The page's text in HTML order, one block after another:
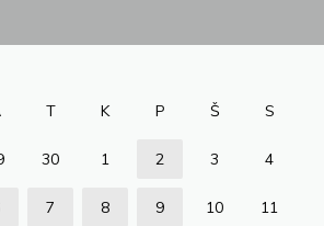
T K P Š S
30 1 2 3 4
7 8 9 10 11